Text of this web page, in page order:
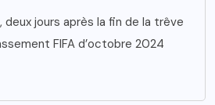
jours après la fin de la trêve
FIFA d’octobre 2024